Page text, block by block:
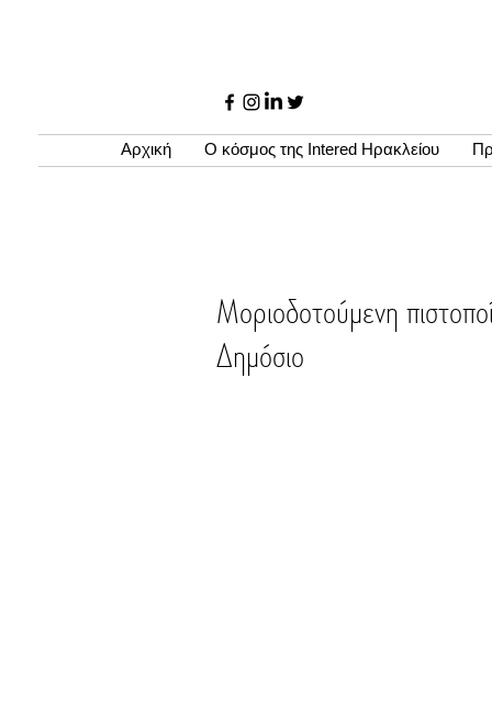
Αρχική Ο κόσμος της Intered Ηρακλείου
Μοριοδοτούμενη
Δημόσιο